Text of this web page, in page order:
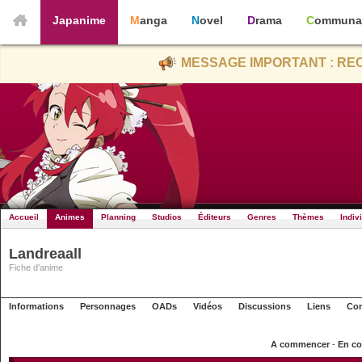
Japanime Manga Novel Drama
MESSAGE IMPORTANT :
Accueil Animes Planning Studios Éditeurs Genres Thèmes
Landreaall
Fiche d'anime
Informations Personnages OADs Vidéos Discussions Liens
A commencer- En